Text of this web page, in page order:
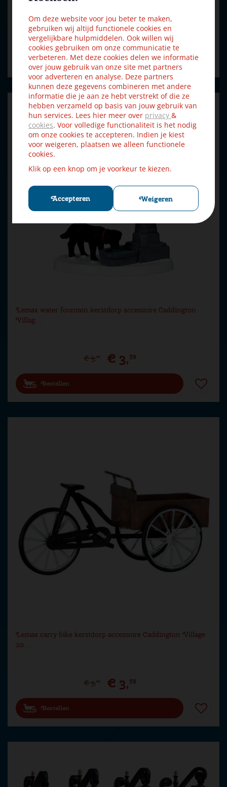
Om deze website voor jou beter te maken,
gebruiken wij altijd functionele cookies en
vergelijkbare hulpmiddelen. Ook willen wij
cookies gebruiken om onze communicatie te
verbeteren. Met deze cookies delen we informatie
over jouw gebruik van onze site met partners
voor adverteren en analyse. Deze partners
kunnen deze gegevens combineren met andere
informatie die je aan ze hebt verstrekt of die ze
hebben verzameld op basis van jouw gebruik van
hun services. Lees hier meer over privacy &
cookies. Voor volledige functionaliteit is het nodig
om onze cookies te accepteren. Indien je kiest
voor weigeren, plaatsen we alleen functionele
cookies.
Klik op een knop om je voorkeur te kiezen.
Accepteren Weigeren
€ 13 99 € 12,59
Bestellen
Lemax water fountain kerstdorp accessoire Caddington
Villag…
€ 3,99 € 3,59
Bestellen
Lemax carry bike kerstdorp accessoire Caddington Village
20…
€ 3,99 € 3,59
Bestellen